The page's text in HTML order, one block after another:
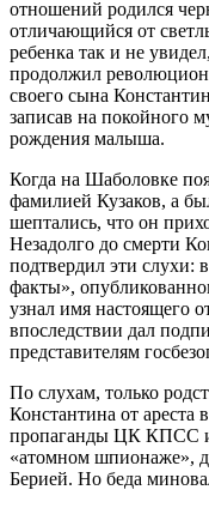
отношений родился
отличающийся от
ребенка так и не
продолжил
своего сына
записав на покойного
рождения малыша.
Когда на Шаболовке
фамилией Кузаков, а
шептались, что он
Незадолго до смерти
подтвердил эти слухи:
факты»,
узнал имя настоящего
впоследствии дал
представителям
По слухам, только
Константина от ареста
пропаганды ЦК КПСС
«атомном шпионаже»,
Берией. Но беда